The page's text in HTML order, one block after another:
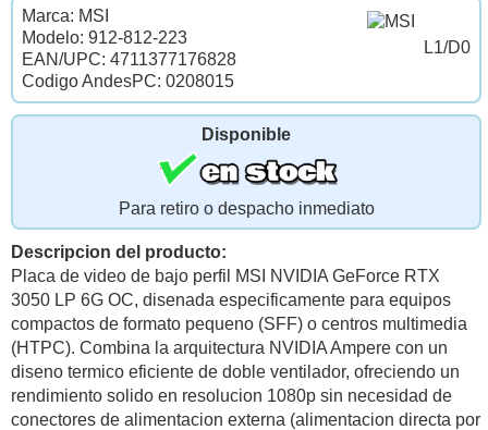
L1/D0
Marca: MSI
Modelo: 912-812-223
EAN/UPC: 4711377176828
Codigo AndesPC: 0208015
Disponible
Para retiro o despacho inmediato
Descripcion del producto:
Placa de video de bajo perfil MSI NVIDIA GeForce RTX
3050 LP 6G OC, disenada especificamente para equipos
compactos de formato pequeno (SFF) o centros multimedia
(HTPC). Combina la arquitectura NVIDIA Ampere con un
diseno termico eficiente de doble ventilador, ofreciendo un
rendimiento solido en resolucion 1080p sin necesidad de
conectores de alimentacion externa (alimentacion directa por